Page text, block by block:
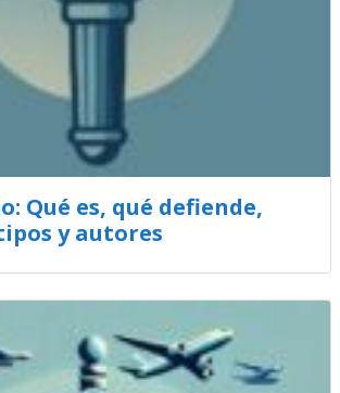
Qué es, qué defiende,
y autores